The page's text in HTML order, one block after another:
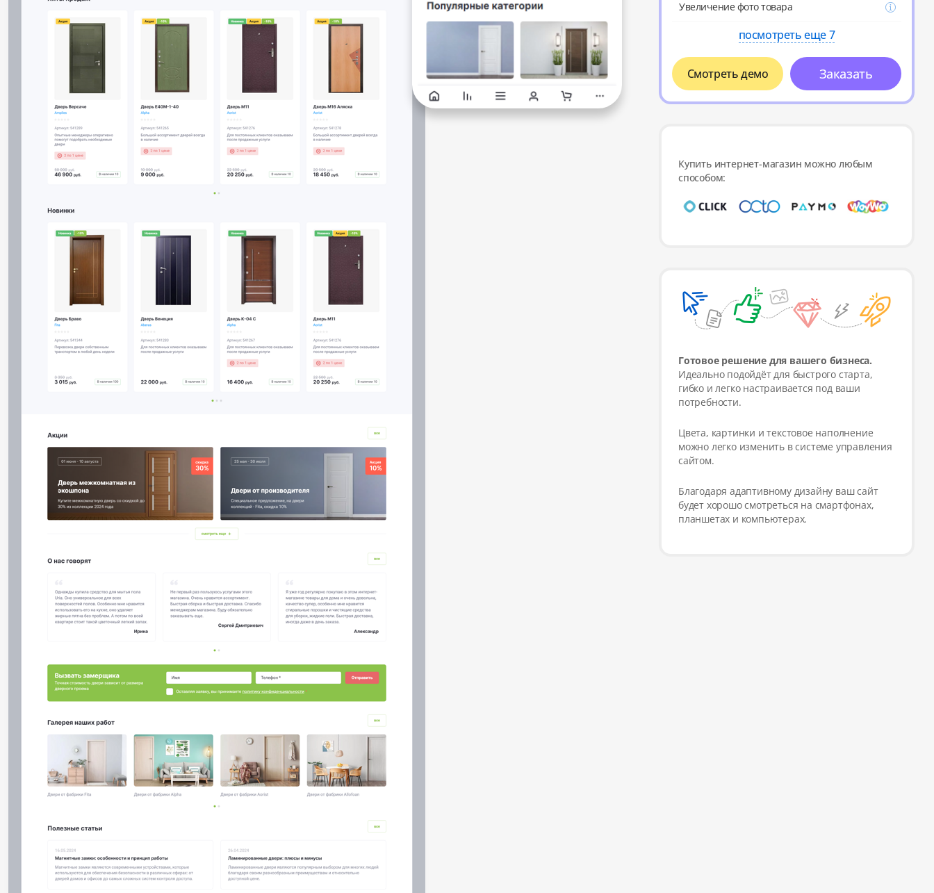
Увеличение фото товара
посмотреть еще 7
Смотреть демо Заказать
Купить интернет-магазин можно любым
способом:
Готовое решение для вашего бизнеса.
Идеально подойдёт для быстрого старта,
гибко и легко настраивается под ваши
потребности.
Цвета, картинки и текстовое наполнение
можно легко изменить в системе управления
сайтом.
Благодаря адаптивному дизайну ваш сайт
будет хорошо смотреться на смартфонах,
планшетах и компьютерах.